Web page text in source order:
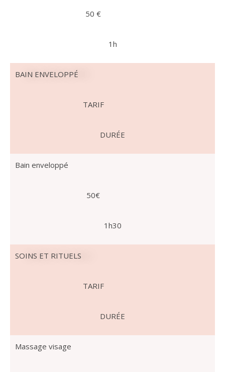
50 €
1h
BAIN ENVELOPPÉ
TARIF
DURÉE
Bain enveloppé
50€
1h30
SOINS ET RITUELS
TARIF
DURÉE
Massage visage